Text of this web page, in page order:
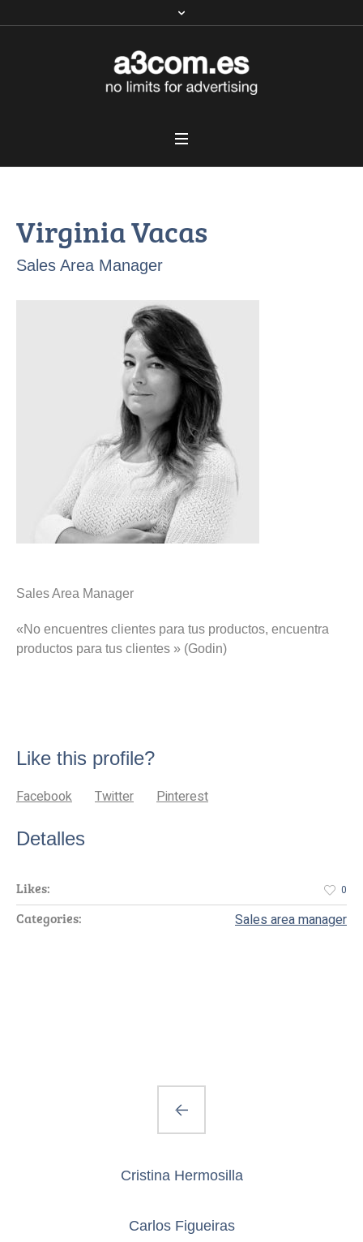
Virginia Vacas
Sales Area Manager
Sales Area Manager
«No encuentres clientes para tus productos, encuentra
productos para tus clientes » (Godin)
Like this profile?
Facebook Twitter Pinterest
Detalles
Likes: 0
Categories: Sales area manager
Cristina Hermosilla
Carlos Figueiras